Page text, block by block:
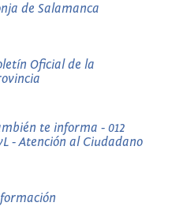
de Salamanca
Oficial de la
te informa - 012
- Atención al Ciudadano